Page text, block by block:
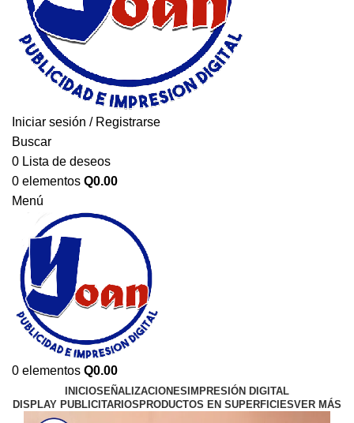
Iniciar sesión / Registrarse
Buscar
0 Lista de deseos
0 elementos Q0.00
Menú
0 elementos Q0.00
INICIOSEÑALIZACIONES IMPRESIÓN DIGITAL
DISPLAY PUBLICITARIOS PRODUCTOS EN SUPERFICIESVER MÁS